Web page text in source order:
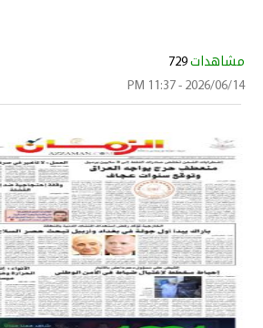
مشاهدات 729
2026/06/14 - 11:37 PM